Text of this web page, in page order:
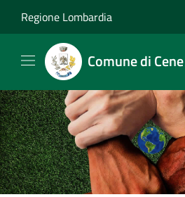
Regione Lombardia
Comune di Cene